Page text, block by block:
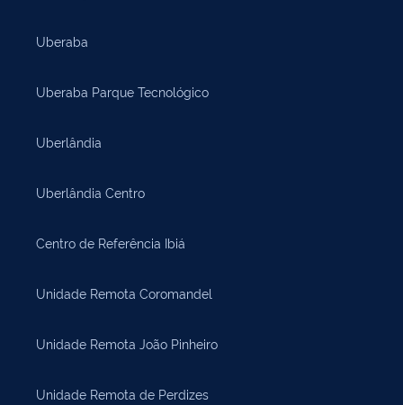
Uberaba
Uberaba Parque Tecnológico
Uberlândia
Uberlândia Centro
Centro de Referência Ibiá
Unidade Remota Coromandel
Unidade Remota João Pinheiro
Unidade Remota de Perdizes